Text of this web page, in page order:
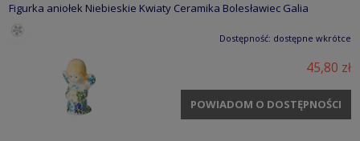
Figurka aniołek Niebieskie Kwiaty Ceramika Bolesławiec Galia
Dostępność: dostępne wkrótce
45,80 zł
POWIADOM O DOSTĘPNOŚCI